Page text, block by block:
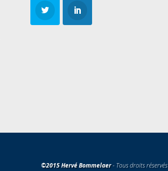
©2015 Hervé Bommelaer- Tous droits réservés